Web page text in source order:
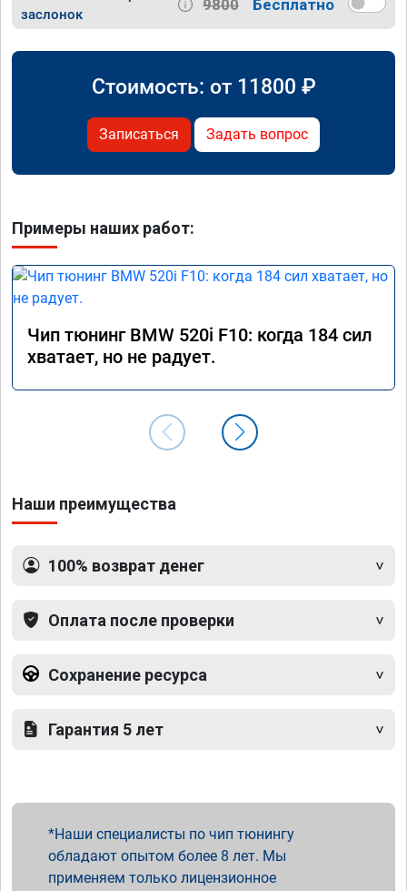
заслонок
9800 Бесплатно
Стоимость: от 11800 ₽
Записаться Задать вопрос
Примеры наших работ:
Чип тюнинг BMW 520i F10: когда 184 сил
хватает, но не радует.
Наши преимущества
100% возврат денег
Оплата после проверки
Сохранение ресурса
Гарантия 5 лет
Наши специалисты по чип тюнингу
обладают опытом более 8 лет. Мы
применяем только лицензионное